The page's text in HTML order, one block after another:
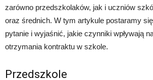
zarówno przedszkolaków, jak i uczniów
oraz średnich. W tym artykule postaramy
pytanie i wyjaśnić, jakie czynniki wpływają
otrzymania kontraktu w szkole.
Przedszkole